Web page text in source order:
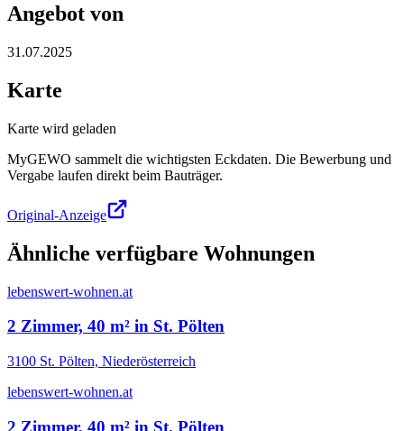
Angebot von
31.07.2025
Karte
Karte wird geladen
MyGEWO sammelt die wichtigsten Eckdaten. Die Bewerbung und
Vergabe laufen direkt beim Bauträger.
Original-Anzeige
Ähnliche verfügbare Wohnungen
lebenswert-wohnen.at
2 Zimmer, 40 m² in St. Pölten
3100 St. Pölten, Niederösterreich
lebenswert-wohnen.at
2 Zimmer, 40 m² in St. Pölten